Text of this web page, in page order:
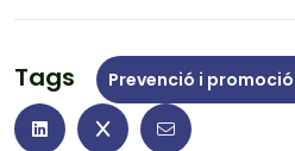
Tags Prevenció i